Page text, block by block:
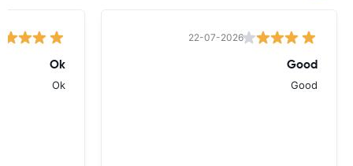
22-07-2026
Good
Good
Ok
Ok